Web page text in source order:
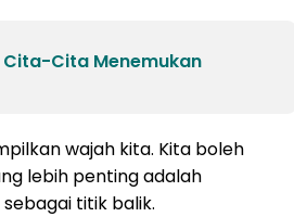
Cita Menemukan
wajah kita. Kita boleh
lebih penting adalah
titik balik.